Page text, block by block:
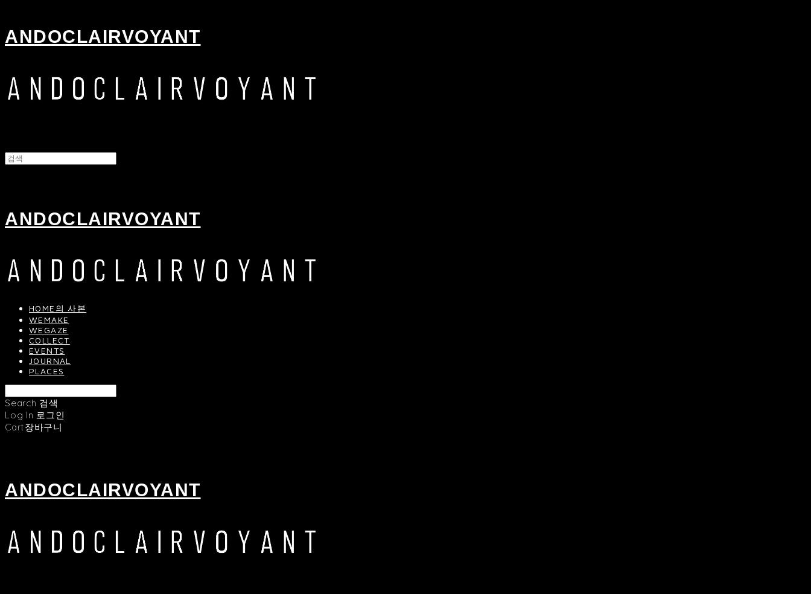
ANDOCLAIRVOYANT
ANDOCLAIRVOYANT
HOME의 사본
WEMAKE
WEGAZE
COLLECT
EVENTS
JOURNAL
PLACES
Search 검색
Log In 로그인
Cart장바구니
ANDOCLAIRVOYANT